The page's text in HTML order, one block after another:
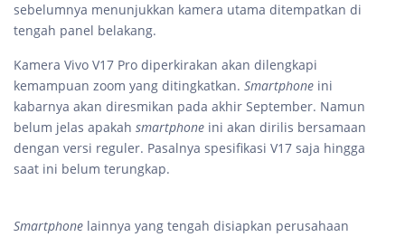
sebelumnya menunjukkan kamera utama ditempatkan di
tengah panel belakang.
Kamera Vivo V17 Pro diperkirakan akan dilengkapi
kemampuan zoom yang ditingkatkan. Smartphone ini
kabarnya akan diresmikan pada akhir September. Namun
belum jelas apakah smartphone ini akan dirilis bersamaan
dengan versi reguler. Pasalnya spesifikasi V17 saja hingga
saat ini belum terungkap.
Smartphone lainnya yang tengah disiapkan perusahaan